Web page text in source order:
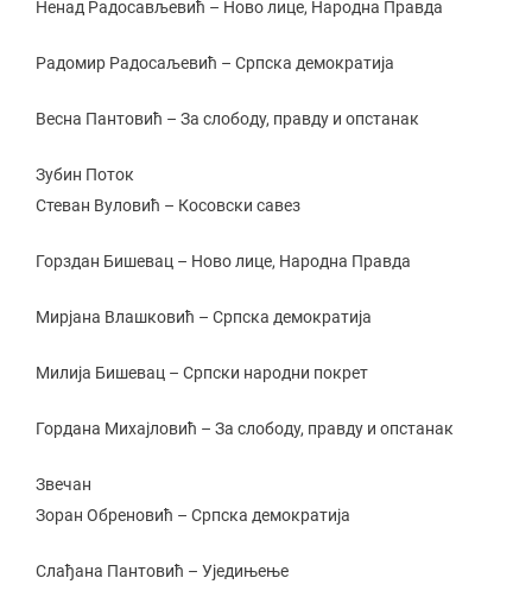
Ненад Радосављевић – Ново лице, Народна Правда
Радомир Радосаљевић – Српска демократија
Весна Пантовић – За слободу, правду и опстанак
Зубин Поток
Стеван Вуловић – Косовски савез
Горздан Бишевац – Ново лице, Народна Правда
Мирјана Влашковић – Српска демократија
Милија Бишевац – Српски народни покрет
Гордана Михајловић – За слободу, правду и опстанак
Звечан
Зоран Обреновић – Српска демократија
Слађана Пантовић – Уједињење